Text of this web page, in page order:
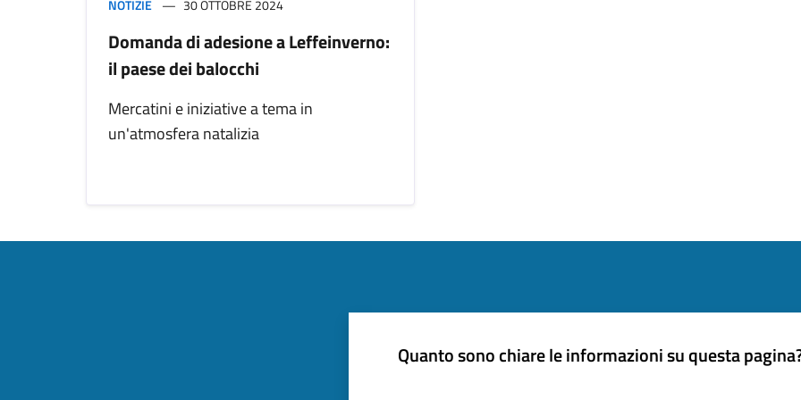
NOTIZIE 30 OTTOBRE 2024
Domanda di adesione a Leffeinverno:
il paese dei balocchi
Mercatini e iniziative a tema in
un'atmosfera natalizia
Quanto sono chiare le informazioni su questa